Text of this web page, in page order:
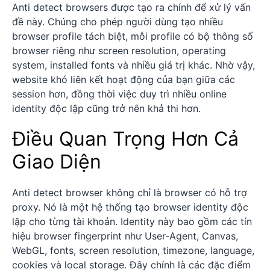
Anti detect browsers được tạo ra chính để xử lý vấn
đề này. Chúng cho phép người dùng tạo nhiều
browser profile tách biệt, mỗi profile có bộ thông số
browser riêng như screen resolution, operating
system, installed fonts và nhiều giá trị khác. Nhờ vậy,
website khó liên kết hoạt động của bạn giữa các
session hơn, đồng thời việc duy trì nhiều online
identity độc lập cũng trở nên khả thi hơn.
Điều Quan Trọng Hơn Cả
Giao Diện
Anti detect browser không chỉ là browser có hỗ trợ
proxy. Nó là một hệ thống tạo browser identity độc
lập cho từng tài khoản. Identity này bao gồm các tín
hiệu browser fingerprint như User-Agent, Canvas,
WebGL, fonts, screen resolution, timezone, language,
cookies và local storage. Đây chính là các đặc điểm